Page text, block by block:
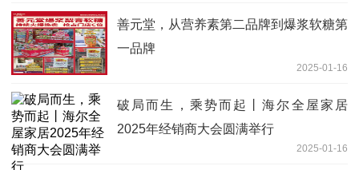
善元堂，从营养素第二品牌到爆浆软糖第
一品牌
2025-01-16
破局而生，乘势而起丨海尔全屋家居
2025年经销商大会圆满举行
2025-01-16